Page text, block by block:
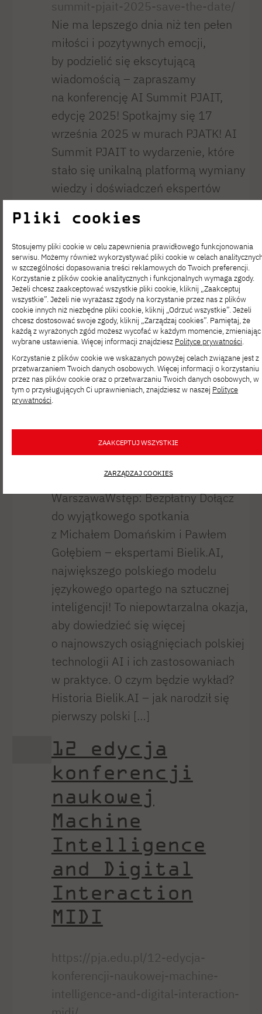
summit-pjait-2025-save-the-date/
Nie ma lepszego dnia niż ten pełen
miłości i pozytywnych emocji,
by podzielić się ekscytującą
wiadomością – zapraszamy
na konferencję AI Summit PJAIT,
edycję 2025! Spotkajmy się 17
września 2025 w murach PJATK! AI
Summit PJAIT to wydarzenie, które
stało się unikalną platformą wymiany
wiedzy i doświadczeń ekspertów
jak media, sztuka, technologie, IT,
czy prawo. To, co ich łączy, to chęć
eksploracji […]
Zapraszamy
na otwarty
wykład
z Bielik.AI!
https://pja.edu.pl/zapraszamy-na-
Data: 18.02.2025Godzina: 18:00-
budynek B, ul.Koszykowa 86
WarszawaWstęp: Bezpłatny Dołącz
do wyjątkowego spotkania
z Michałem Domańskim i Pawłem
Gołębiem – ekspertami Bielik.AI,
największego polskiego modelu
językowego opartego na sztucznej
inteligencji! To niepowtarzalna okazja,
aby dowiedzieć się więcej
o najnowszych osiągnięciach polskiej
technologii AI i ich zastosowaniach
w praktyce. O czym będzie wykład?
Historia Bielik.AI – jak narodził się
pierwszy polski […]
12 edycja
konferencji
naukowej
Machine
Intelligence
and Digital
Interaction
MIDI
https://pja.edu.pl/12-edycja-
konferencji-naukowej-machine-
intelligence-and-digital-interaction-
Pliki cookies
Stosujemy pliki cookie w celu zapewnienia prawidłowego funkcjonowania
serwisu. Możemy również wykorzystywać pliki cookie w celach
w szczególności dopasowania treści reklamowych do Twoich preferencji.
Korzystanie z plików cookie analitycznych i funkcjonalnych wymaga zgody.
Jeżeli chcesz zaakceptować wszystkie pliki cookie, kliknij „Zaakceptuj
wszystkie”. Jeżeli nie wyrażasz zgody na korzystanie przez nas z plików
cookie innych niż niezbędne pliki cookie, kliknij „Odrzuć wszystkie”. Jeżeli
chcesz dostosować swoje zgody, kliknij „Zarządzaj cookies”. Pamiętaj, że
każdą z wyrażonych zgód możesz wycofać w każdym momencie, zmieniając
wybrane ustawienia. Więcej informacji znajdziesz Polityce prywatności.
Korzystanie z plików cookie we wskazanych powyżej celach związane jest z
przetwarzaniem Twoich danych osobowych. Więcej informacji o korzystaniu
przez nas plików cookie oraz o przetwarzaniu Twoich danych osobowych, w
tym o przysługujących Ci uprawnieniach, znajdziesz w naszej Polityce
prywatności.
ZAAKCEPTUJ WSZYSTKIE
ZARZĄDZAJ COOKIES